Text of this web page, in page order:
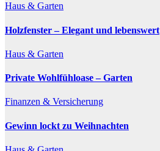
Haus & Garten
Holzfenster – Elegant und lebenswert
Haus & Garten
Private Wohlfühloase – Garten
Finanzen & Versicherung
Gewinn lockt zu Weihnachten